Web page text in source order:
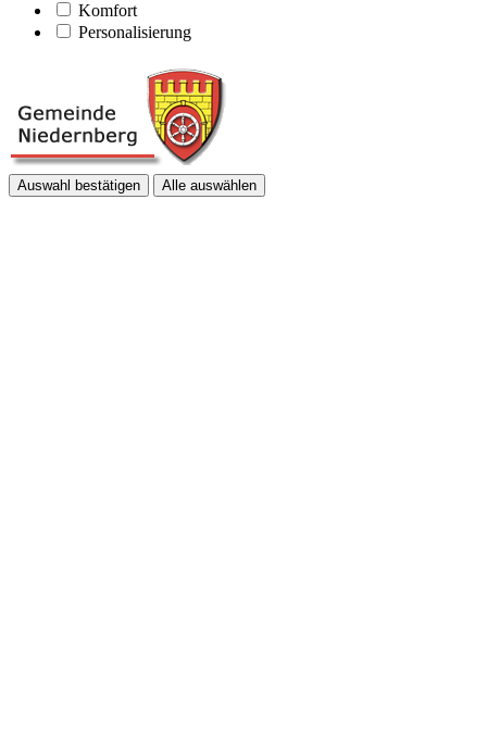
Komfort
Personalisierung
Auswahl bestätigen Alle auswählen